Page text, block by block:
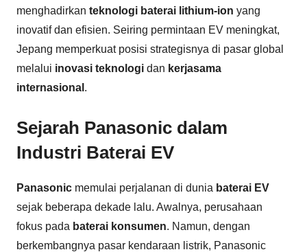
menghadirkan teknologi baterai lithium-ion yang
inovatif dan efisien. Seiring permintaan EV meningkat,
Jepang memperkuat posisi strategisnya di pasar global
melalui inovasi teknologi dan kerjasama
internasional .
Sejarah Panasonic dalam
Industri Baterai EV
Panasonic memulai perjalanan di dunia baterai EV
sejak beberapa dekade lalu. Awalnya, perusahaan
fokus pada baterai konsumen. Namun, dengan
berkembangnya pasar kendaraan listrik, Panasonic